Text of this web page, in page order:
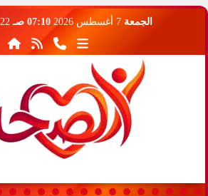
الجمعة 7 أغسطس 2026 07:10 صـ 22 صفر 1448